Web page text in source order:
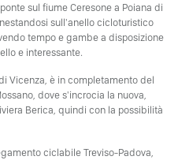
sul fiume Ceresone a Poiana di
sull'anello cicloturistico
tempo e gambe a disposizione
e interessante.
Vicenza, è in completamento del
dove s'incrocia la nuova,
Berica, quindi con la possibilità
ciclabile Treviso-Padova,